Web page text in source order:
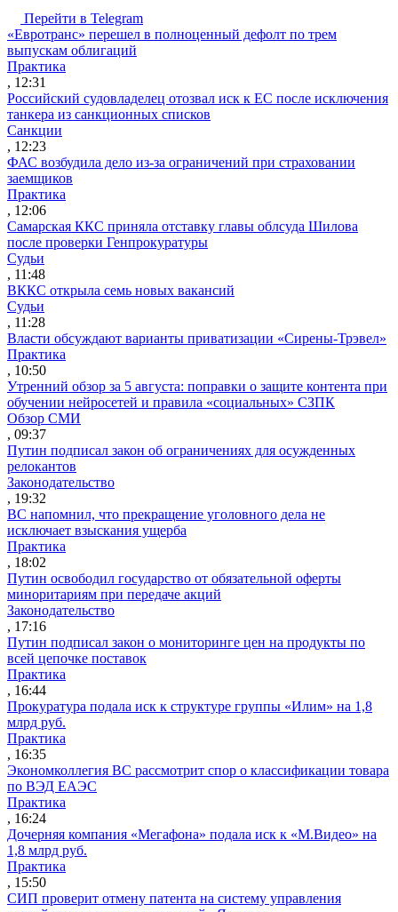
Перейти в Telegram
«Евротранс» перешел в полноценный дефолт по трем
выпускам облигаций
Практика
, 12:31
Российский судовладелец отозвал иск к ЕС после исключения
танкера из санкционных списков
Санкции
, 12:23
ФАС возбудила дело из-за ограничений при страховании
заемщиков
Практика
, 12:06
Самарская ККС приняла отставку главы облсуда Шилова
после проверки Генпрокуратуры
Судьи
, 11:48
ВККС открыла семь новых вакансий
Судьи
, 11:28
Власти обсуждают варианты приватизации «Сирены-Трэвел»
Практика
, 10:50
Утренний обзор за 5 августа: поправки о защите контента при
обучении нейросетей и правила «социальных» СЗПК
Обзор СМИ
, 09:37
Путин подписал закон об ограничениях для осужденных
релокантов
Законодательство
, 19:32
ВС напомнил, что прекращение уголовного дела не
исключает взыскания ущерба
Практика
, 18:02
Путин освободил государство от обязательной оферты
миноритариям при передаче акций
Законодательство
, 17:16
Путин подписал закон о мониторинге цен на продукты по
всей цепочке поставок
Практика
, 16:44
Прокуратура подала иск к структуре группы «Илим» на 1,8
млрд руб.
Практика
, 16:35
Экономколлегия ВС рассмотрит спор о классификации товара
по ВЭД ЕАЭС
Практика
, 16:24
Дочерняя компания «Мегафона» подала иск к «М.Видео» на
1,8 млрд руб.
Практика
, 15:50
СИП проверит отмену патента на систему управления